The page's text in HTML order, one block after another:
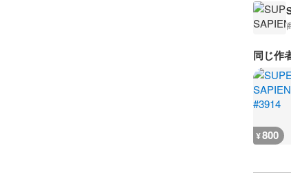
同じ作
¥800